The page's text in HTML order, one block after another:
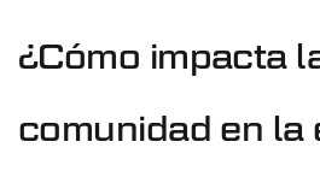
¿Cómo impacta
comunidad en la